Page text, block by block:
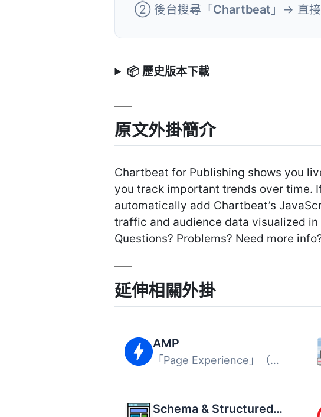
② 後台搜尋「Chartbeat 」→ 直接
📦 歷史版本下載
原文外掛簡介
Chartbeat for Publishing shows you
you track important trends over time.
automatically add Chartbeat’s
traffic and audience data visualized
Questions? Problems? Need more
延伸相關外掛
AMP
「Page Experience」（PX）是一組排名訊號，包括「核心網頁素...
Schema & Structured Data for WP & AMP